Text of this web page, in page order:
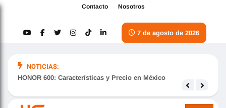
Contacto Nosotros
7 de agosto de 2026
NOTICIAS:
HONOR 600: Características y Precio en México